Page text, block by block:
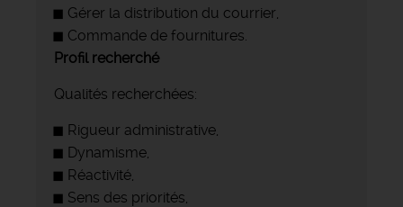
Gérer la distribution du courrier,
Commande de fournitures.
Profil recherché
Qualités recherchées:
Rigueur administrative,
Dynamisme,
Réactivité,
Sens des priorités,